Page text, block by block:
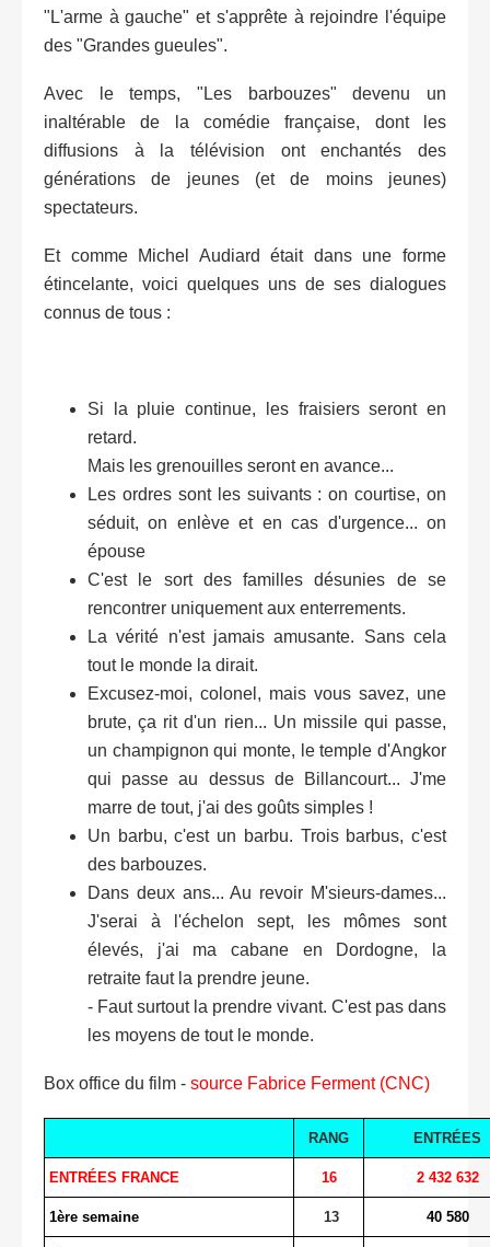
"L'arme à gauche" et s'apprête à rejoindre l'équipe
des "Grandes gueules".
Avec le temps, "Les barbouzes" devenu un
inaltérable de la comédie française, dont les
diffusions à la télévision ont enchantés des
générations de jeunes (et de moins jeunes)
spectateurs.
Et comme Michel Audiard était dans une forme
étincelante, voici quelques uns de ses dialogues
connus de tous :
Si la pluie continue, les fraisiers seront en
retard.
Mais les grenouilles seront en avance...
Les ordres sont les suivants : on courtise, on
séduit, on enlève et en cas d'urgence... on
épouse
C'est le sort des familles désunies de se
rencontrer uniquement aux enterrements.
La vérité n'est jamais amusante. Sans cela
tout le monde la dirait.
Excusez-moi, colonel, mais vous savez, une
brute, ça rit d'un rien... Un missile qui passe,
un champignon qui monte, le temple d'Angkor
qui passe au dessus de Billancourt... J'me
marre de tout, j'ai des goûts simples !
Un barbu, c'est un barbu. Trois barbus, c'est
des barbouzes.
Dans deux ans... Au revoir M'sieurs-dames...
J'serai à l'échelon sept, les mômes sont
élevés, j'ai ma cabane en Dordogne, la
retraite faut la prendre jeune.
- Faut surtout la prendre vivant. C'est pas dans
les moyens de tout le monde.
Box office du film - source Fabrice Ferment (CNC)
RANG ENTRÉES
ENTRÉES FRANCE 16 2 432 632
1ère semaine 13 40 580